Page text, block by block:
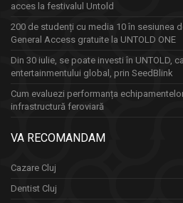
acces la festivalul Untold
200 de studenți cu media 10 în sesiunea
General Access gratuite la UNTOLD ONE
Din 30 iulie, se poate investi în UNTOLD,
entertainmentului global, prin SeedBlink
Cum evaluezi performanța
infrastructură feroviară
VA RECOMANDAM
Cazare Cluj
Dentist Cluj